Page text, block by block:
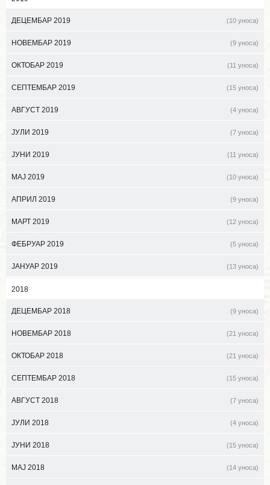
ДЕЦЕМБАР 2019 (10 уноса)
НОВЕМБАР 2019 (9 уноса)
ОКТОБАР 2019 (11 уноса)
СЕПТЕМБАР 2019 (15 уноса)
АВГУСТ 2019 (4 уноса)
ЈУЛИ 2019 (7 уноса)
ЈУНИ 2019 (11 уноса)
МАЈ 2019 (10 уноса)
АПРИЛ 2019 (9 уноса)
МАРТ 2019 (12 уноса)
ФЕБРУАР 2019 (5 уноса)
ЈАНУАР 2019 (13 уноса)
2018
ДЕЦЕМБАР 2018 (9 уноса)
НОВЕМБАР 2018 (21 уноса)
ОКТОБАР 2018 (21 уноса)
СЕПТЕМБАР 2018 (15 уноса)
АВГУСТ 2018 (7 уноса)
ЈУЛИ 2018 (4 уноса)
ЈУНИ 2018 (15 уноса)
МАЈ 2018 (14 уноса)